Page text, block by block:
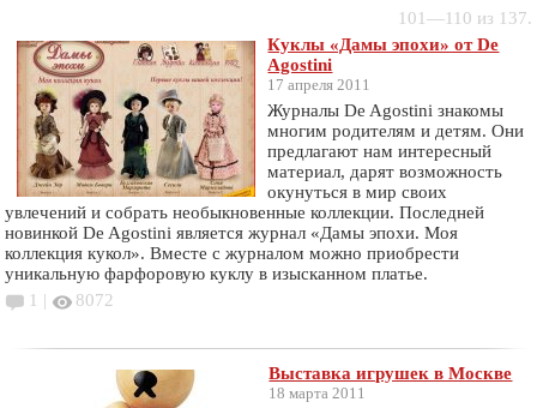
101—110 из 137.
Куклы «Дамы эпохи» от De
Agostini
17 апреля 2011
Журналы De Agostini знакомы
многим родителям и детям. Они
предлагают нам интересный
материал, дарят возможность
окунуться в мир своих
увлечений и собрать необыкновенные коллекции. Последней
новинкой De Agostini является журнал «Дамы эпохи. Моя
коллекция кукол». Вместе с журналом можно приобрести
уникальную фарфоровую куклу в изысканном платье.
1 |
8072
Выставка игрушек в Москве
18 марта 2011